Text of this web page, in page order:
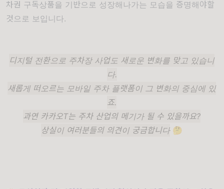
차권 구독상품을 기반으로 성장해나가는 모습을 증명해야할
것으로 보입니다.
디지털 전환으로 주차장 사업도 새로운 변화를 맞고 있습니
다.
새롭게 떠오르는 모바일 주차 플랫폼이 그 변화의 중심에 있
죠.
과연 카카오T는 주차 산업의 메기가 될 수 있을까요?
상실이 여러분들의 의견이 궁금합니다🤔